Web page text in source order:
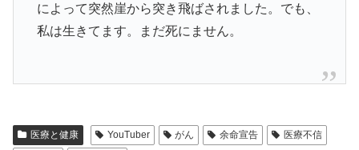
によって突然崖から突き飛ばされました。でも、
私は生きてます。まだ死にません。
医療と健康 YouTuber がん 余命宣告
医療不信